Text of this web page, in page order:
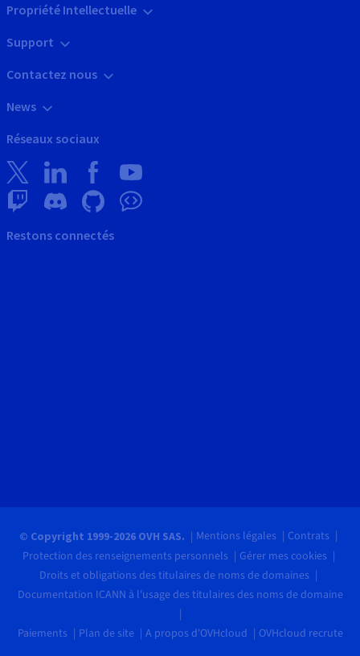
Propriété Intellectuelle
Support
Contactez nous
News
Réseaux sociaux
Restons connectés
© Copyright 1999-2026 OVH SAS. Mentions légales
Contrats
Protection des renseignements personnels
Gérer mes cookies
Droits et obligations des titulaires de noms de domaines
Documentation ICANN à l'usage des titulaires des noms de domaine
Paiements Plan de site A propos d'OVHcloud OVHcloud recrute